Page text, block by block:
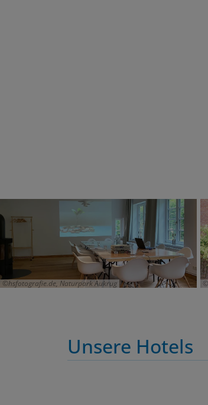
hsfotografie.de, Naturpark Aukrug
Unsere Hotels